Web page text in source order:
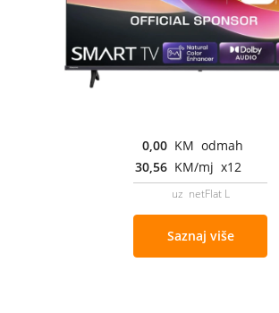
0,00 KM odmah
30,56 KM/mj x12
uz netFlat L
Saznaj više